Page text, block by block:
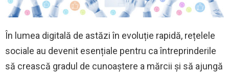
În lumea digitală de astăzi în evoluție rapidă, rețelele
sociale au devenit esențiale pentru ca întreprinderile
să crească gradul de cunoaștere a mărcii și să ajungă